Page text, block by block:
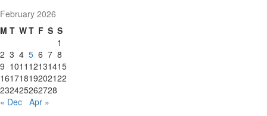
February 2026
M T WT F S S
1
2 3 4 5 6 7 8
9 1011 12131415
16171819202122
232425262728
« Dec Apr »